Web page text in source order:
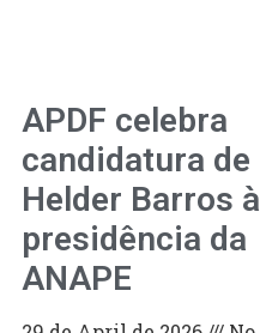
APDF celebra
candidatura de
Helder Barros à
presidência da
ANAPE